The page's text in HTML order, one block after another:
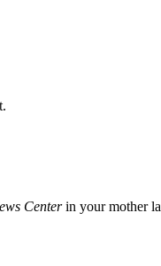
Centerin your mother